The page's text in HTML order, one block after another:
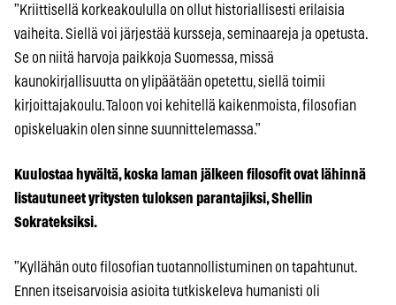
”Kriittisellä korkeakoululla on ollut historiallisesti erilaisia
vaiheita. Siellä voi järjestää kursseja, seminaareja ja opetusta.
Se on niitä harvoja paikkoja Suomessa, missä
kaunokirjallisuutta on ylipäätään opetettu, siellä toimii
kirjoittajakoulu. Taloon voi kehitellä kaikenmoista, filosofian
opiskeluakin olen sinne suunnittelemassa.”
Kuulostaa hyvältä, koska laman jälkeen filosofit ovat lähinnä
listautuneet yritysten tuloksen parantajiksi, Shellin
Sokrateksiksi.
”Kyllähän outo filosofian tuotannollistuminen on tapahtunut.
Ennen itseisarvoisia asioita tutkiskeleva humanisti oli